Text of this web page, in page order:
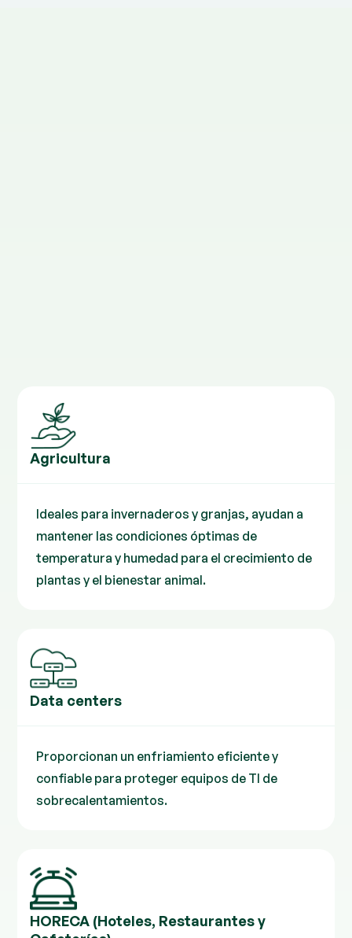
Agricultura
Ideales para invernaderos y granjas, ayudan a
mantener las condiciones óptimas de
temperatura y humedad para el crecimiento de
plantas y el bienestar animal.
Data centers
Proporcionan un enfriamiento eficiente y
confiable para proteger equipos de TI de
sobrecalentamientos.
HORECA (Hoteles, Restaurantes y